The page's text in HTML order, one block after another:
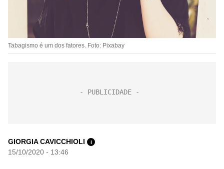
Tabagismo é um dos fatores. Foto: Pixabay
GIORGIA CAVICCHIOLI i
15/10/2020 - 13:46